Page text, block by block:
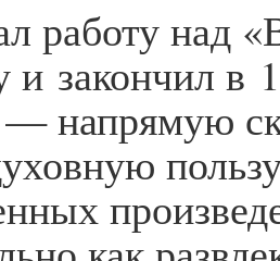
работу
и закончил в
напрямую